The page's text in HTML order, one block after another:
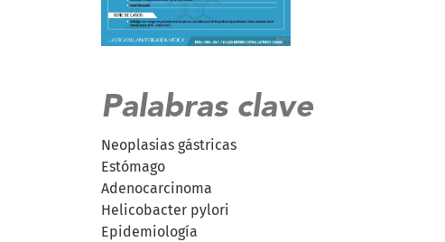
Palabras clave
Neoplasias gástricas
Estómago
Adenocarcinoma
Helicobacter pylori
Epidemiología